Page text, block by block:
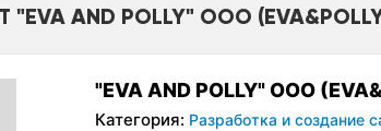
AND POLLY" OOO
"EVA AND POLLY" OOO
Категория: Разработка и создание